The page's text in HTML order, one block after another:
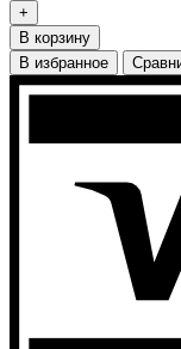
+
В корзину
В избранное